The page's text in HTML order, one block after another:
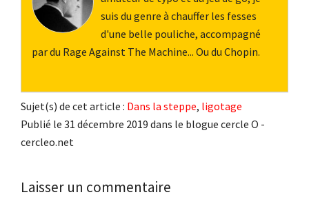
suis du genre à chauffer les fesses
d'une belle pouliche, accompagné
par du Rage Against The Machine... Ou du Chopin.
Sujet(s) de cet article : Dans la steppe, ligotage
Publié le 31 décembre 2019 dans le blogue cercle O -
cercleo.net
Interactions
Laisser un commentaire